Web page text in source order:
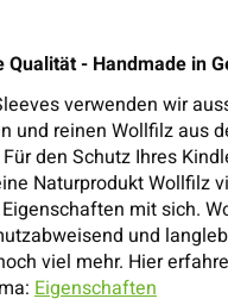
Qualität - Handmade in
verwenden wir
und reinen Wollfilz aus
den Schutz Ihres
Naturprodukt Wollfilz
mit sich.
und
viel mehr. Hier
Eigenschaften